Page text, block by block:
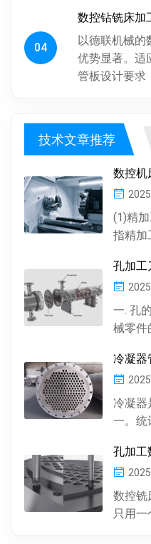
摇臂定位，劳
04
数控钻铣床加
以德联机械的
优势显著。适
管板设计要求
技术文章推荐
数控机
(1)精
指精加
工余量
孔加工
一. 孔
械零件
有圆柱
冷凝器
冷凝器
一。统
凝器管
孔加工
数控铣
只用